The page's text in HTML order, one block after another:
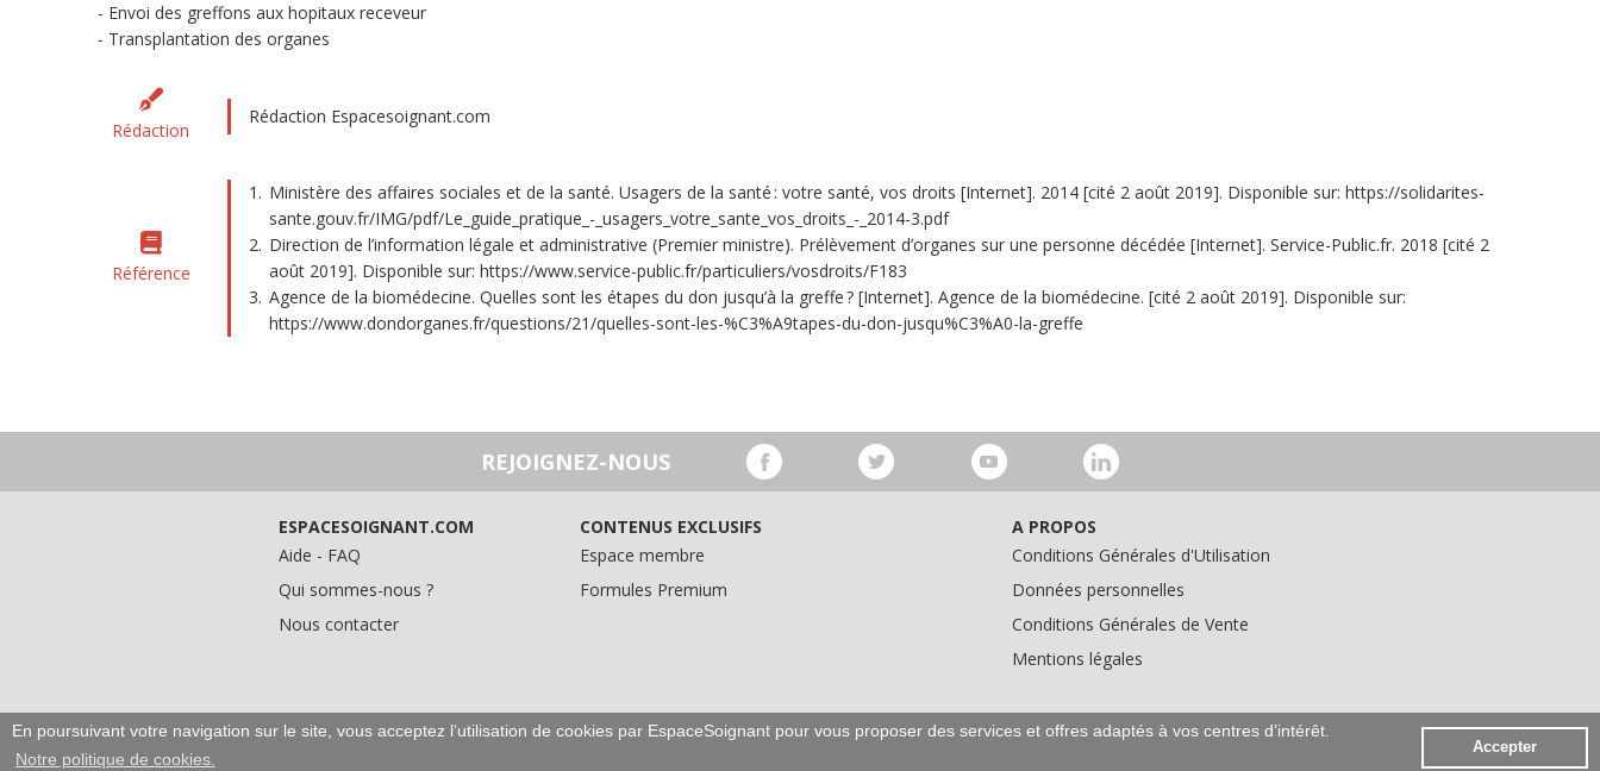
En poursuivant votre navigation sur le site, vous acceptez l’utilisation de cookies par EspaceSoignant pour vous proposer des services et offres adaptés à vos centres d’intérêt.
Notre politique de cookies.
Accepter
Envoi des greffons aux hopitaux receveur
Transplantation des organes
Rédaction
Rédaction Espacesoignant.com
Référence
Ministère des affaires sociales et de la santé. Usagers de la santé : votre santé, vos droits [Internet]. 2014 [cité 2 août 2019]. Disponible sur: https://solidarites-
sante.gouv.fr/IMG/pdf/Le_guide_pratique_-_usagers_votre_sante_vos_droits_-_2014-3.pdf
Direction de l’information légale et administrative (Premier ministre). Prélèvement d’organes sur une personne décédée [Internet]. Service-Public.fr. 2018 [cité 2
août 2019]. Disponible sur: https://www.service-public.fr/particuliers/vosdroits/F183
Agence de la biomédecine. Quelles sont les étapes du don jusqu’à la greffe ? [Internet]. Agence de la biomédecine. [cité 2 août 2019]. Disponible sur:
https://www.dondorganes.fr/questions/21/quelles-sont-les-%C3%A9tapes-du-don-jusqu%C3%A0-la-greffe
REJOIGNEZ-NOUS
ESPACESOIGNANT.COM
Aide - FAQ
Qui sommes-nous ?
Nous contacter
CONTENUS EXCLUSIFS
Espace membre
Formules Premium
A PROPOS
Conditions Générales d'Utilisation
Données personnelles
Conditions Générales de Vente
Mentions légales
Droits d'auteur © 2016-2026 EspaceSoignant.com